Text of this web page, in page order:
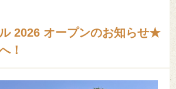
2026 オープンのお知らせ★
！